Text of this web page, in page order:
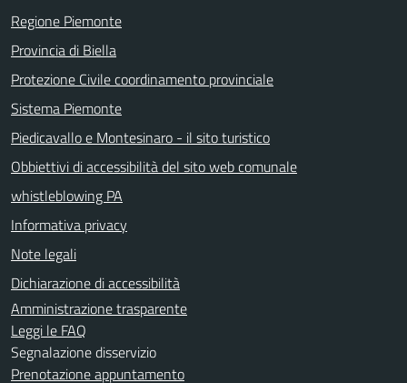
Regione Piemonte
Provincia di Biella
Protezione Civile coordinamento provinciale
Sistema Piemonte
Piedicavallo e Montesinaro - il sito turistico
Obbiettivi di accessibilità del sito web comunale
whistleblowing PA
Informativa privacy
Note legali
Dichiarazione di accessibilità
Amministrazione trasparente
Leggi le FAQ
Segnalazione disservizio
Prenotazione appuntamento